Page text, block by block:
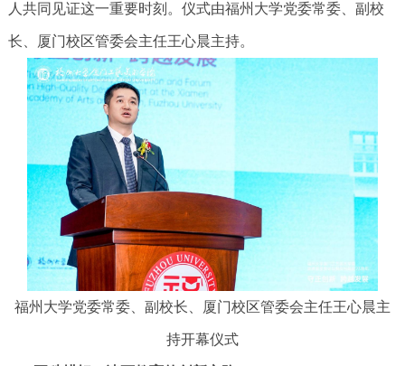
人共同见证这一重要时刻。仪式由福州大学党委常委、副校
长、厦门校区管委会主任王心晨主持。
福州大学党委常委、副校长、厦门校区管委会主任王心晨主
持开幕仪式